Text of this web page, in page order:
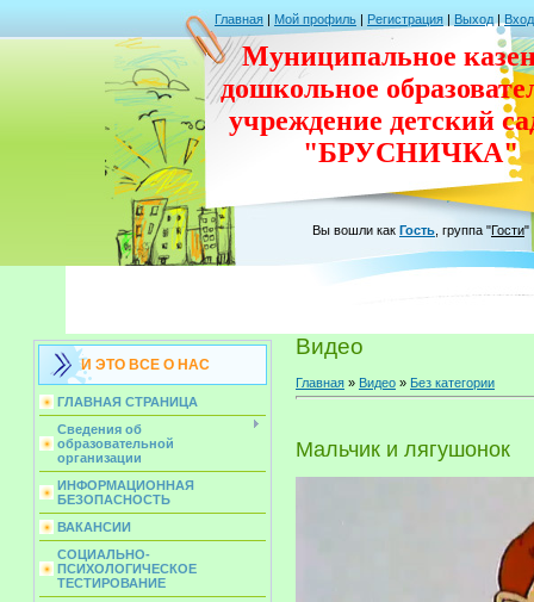
Главная | Мой профиль | Регистрация | Выход | Вход
Муниципальное
дошкольное
учреждение детский
"БРУСНИЧКА"
Вы вошли как Гость группа "Гости"
И ЭТО ВСЕ О НАС
ГЛАВНАЯ СТРАНИЦА
Сведения об
образовательной
организации
ИНФОРМАЦИОННАЯ
БЕЗОПАСНОСТЬ
ВАКАНСИИ
СОЦИАЛЬНО-
ПСИХОЛОГИЧЕСКОЕ
ТЕСТИРОВАНИЕ
Видео
Главная » Видео » Без категории
Мальчик и лягушонок